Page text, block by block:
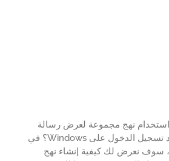
نهج مجموعة لعرض رسالة
نصية للمستخدمين بعد تسجيل الدخول على Windows؟ في
لك كيفية إنشاء نهج